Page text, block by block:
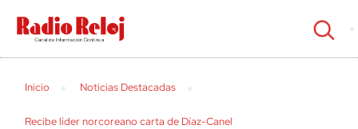
cerrar
Inicio Noticias Destacadas
Recibe líder norcoreano carta de Díaz-Canel